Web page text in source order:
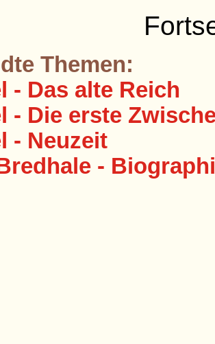
Themen:
- Das alte Reich
- Die erste
- Neuzeit
-